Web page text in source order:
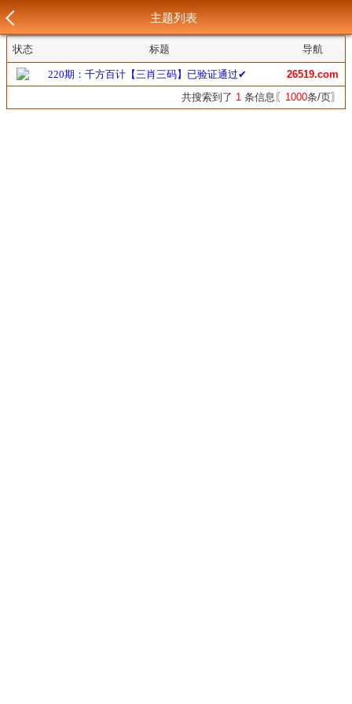
主题列表
状态 标题 导航
220期：千方百计【三肖三码】已验证通过✔
26519.com
共搜索到了 1 条信息〖 1000条/页〗